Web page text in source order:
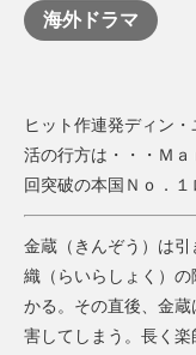
海外ドラマ
ヒット作連発ディン
活の行方は・・・Ｍ
回突破の本国Ｎｏ．１
金蔵（きんぞう）は
織（らいらしょく）
かる。その直後、金
害してしまう。長く楽